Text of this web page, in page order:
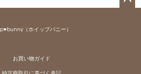
（ホイップバニー）
お買い物ガイド